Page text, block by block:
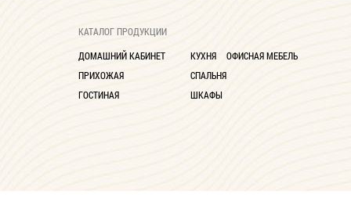
КАТАЛОГ ПРОДУКЦИИ
ДОМАШНИЙ КАБИНЕТ
ПРИХОЖАЯ
ГОСТИНАЯ
КУХНЯ
СПАЛЬНЯ
ШКАФЫ
ОФИСНАЯ МЕБЕЛЬ